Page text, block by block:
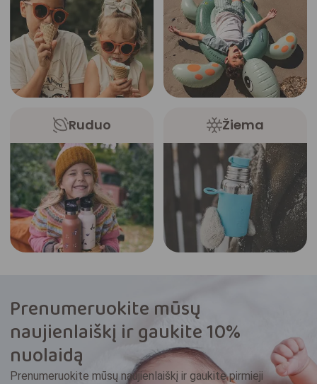
Ruduo Žiema
Prenumeruokite mūsų
naujienlaiškį ir gaukite 10%
nuolaidą
Prenumeruokite mūsų naujienlaiškį ir gaukite pirmieji